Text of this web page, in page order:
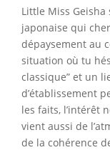
Little Miss
japonaise qui
dépaysement au
situation où tu
classique” et un
d’établissement
les faits, l’intérêt
vient aussi de
de la cohérence